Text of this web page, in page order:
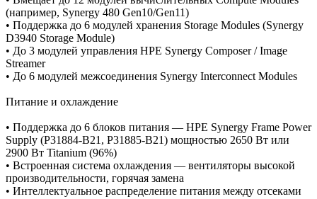
(например, Synergy 480 Gen10/Gen11)
• Поддержка до 6 модулей хранения Storage Modules (Synergy
D3940 Storage Module)
• До 3 модулей управления HPE Synergy Composer / Image
Streamer
• До 6 модулей межсоединения Synergy Interconnect Modules
Питание и охлаждение
• Поддержка до 6 блоков питания — HPE Synergy Frame Power
Supply (P31884‑B21, P31885‑B21) мощностью 2650 Вт или
2900 Вт Titanium (96%)
• Встроенная система охлаждения — вентиляторы высокой
производительности, горячая замена
• Интеллектуальное распределение питания между отсеками